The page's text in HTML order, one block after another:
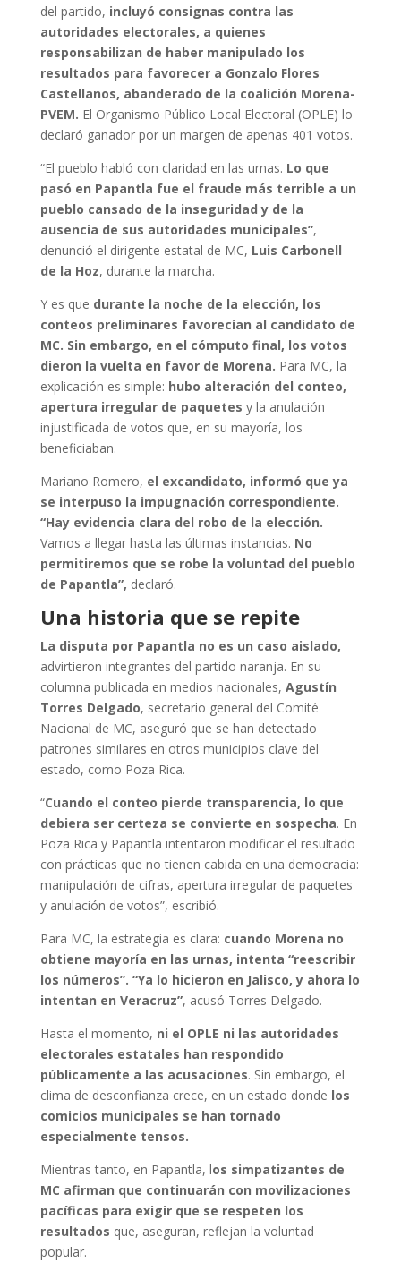
del partido, incluyó consignas contra las
autoridades electorales, a quienes
responsabilizan de haber manipulado los
resultados para favorecer a Gonzalo Flores
Castellanos, abanderado de la coalición Morena-
PVEM. El Organismo Público Local Electoral (OPLE) lo
declaró ganador por un margen de apenas 401 votos.
“El pueblo habló con claridad en las urnas. Lo que
pasó en Papantla fue el fraude más terrible a un
pueblo cansado de la inseguridad y de la
ausencia de sus autoridades municipales”,
denunció el dirigente estatal de MC, Luis Carbonell
de la Hoz, durante la marcha.
Y es que durante la noche de la elección, los
conteos preliminares favorecían al candidato de
MC. Sin embargo, en el cómputo final, los votos
dieron la vuelta en favor de Morena. Para MC, la
explicación es simple: hubo alteración del conteo,
apertura irregular de paquetes y la anulación
injustificada de votos que, en su mayoría, los
beneficiaban.
Mariano Romero, el excandidato, informó que ya
se interpuso la impugnación correspondiente.
“Hay evidencia clara del robo de la elección.
Vamos a llegar hasta las últimas instancias. No
permitiremos que se robe la voluntad del pueblo
de Papantla”, declaró.
Una historia que se repite
La disputa por Papantla no es un caso aislado,
advirtieron integrantes del partido naranja. En su
columna publicada en medios nacionales, Agustín
Torres Delgado, secretario general del Comité
Nacional de MC, aseguró que se han detectado
patrones similares en otros municipios clave del
estado, como Poza Rica.
“Cuando el conteo pierde transparencia, lo que
debiera ser certeza se convierte en sospecha. En
Poza Rica y Papantla intentaron modificar el resultado
con prácticas que no tienen cabida en una democracia:
manipulación de cifras, apertura irregular de paquetes
y anulación de votos”, escribió.
Para MC, la estrategia es clara: cuando Morena no
obtiene mayoría en las urnas, intenta “reescribir
los números”. “Ya lo hicieron en Jalisco, y ahora lo
intentan en Veracruz”, acusó Torres Delgado.
Hasta el momento, ni el OPLE ni las autoridades
electorales estatales han respondido
públicamente a las acusaciones. Sin embargo, el
clima de desconfianza crece, en un estado donde los
comicios municipales se han tornado
especialmente tensos.
Mientras tanto, en Papantla, los simpatizantes de
MC afirman que continuarán con movilizaciones
pacíficas para exigir que se respeten los
resultados que, aseguran, reflejan la voluntad
popular.